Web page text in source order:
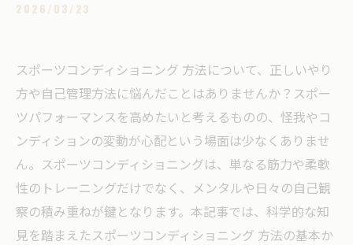
2026/03/23
スポーツコンディショニング 方法について、正しいやり
方や自己管理方法に悩んだことはありませんか？スポー
ツパフォーマンスを高めたいと考えるものの、怪我やコ
ンディションの変動が心配という場面は少なくありませ
ん。スポーツコンディショニングは、単なる筋力や柔軟
性のトレーニングだけでなく、メンタルや日々の自己観
察の積み重ねが鍵となります。本記事では、科学的な知
見を踏まえたスポーツコンディショニング 方法の基本か